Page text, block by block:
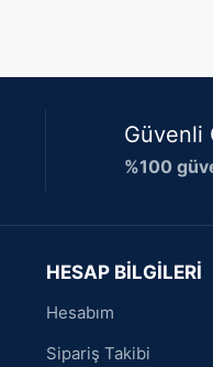
Güvenli
%100
HESAP BİLGİLERİ
Hesabım
Sipariş Takibi